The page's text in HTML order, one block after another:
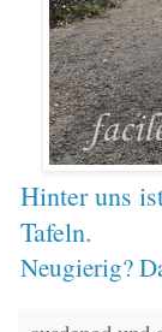
Hinter uns
Tafeln.
Neugierig?